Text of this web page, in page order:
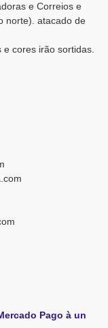
e Correios e
norte). atacado de
cores irão sortidas.
Pago à un